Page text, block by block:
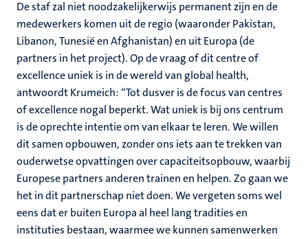
De staf zal niet noodzakelijkerwijs permanent zijn en de
medewerkers komen uit de regio (waaronder Pakistan,
Libanon, Tunesië en Afghanistan) en uit Europa (de
partners in het project). Op de vraag of dit centre of
excellence uniek is in de wereld van global health,
antwoordt Krumeich: “Tot dusver is de focus van centres
of excellence nogal beperkt. Wat uniek is bij ons centrum
is de oprechte intentie om van elkaar te leren. We willen
dit samen opbouwen, zonder ons iets aan te trekken van
ouderwetse opvattingen over capaciteitsopbouw, waarbij
Europese partners anderen trainen en helpen. Zo gaan we
het in dit partnerschap niet doen. We vergeten soms wel
eens dat er buiten Europa al heel lang tradities en
instituties bestaan, waarmee we kunnen samenwerken